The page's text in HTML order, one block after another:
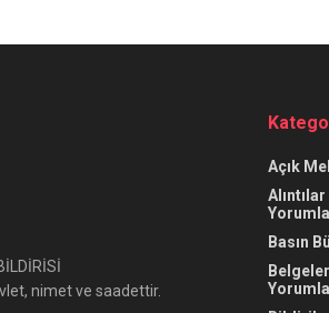
nimet ve saadettir.
Açık
Alıntılar
Basın